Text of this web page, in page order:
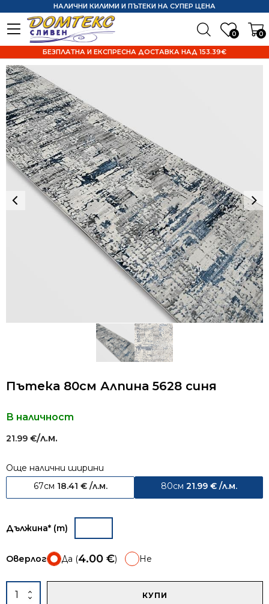
0 0
НАЛИЧНИ КИЛИМИ И ПЪТЕКИ НА СУПЕР ЦЕНА
БЕЗПЛАТНА И ЕКСПРЕСНА ДОСТАВКА НАД 153.39€
Пътека 80см Алпина 5628 синя
В наличност
21.99 €/л.м.
Още налични ширини
67см 18.41 €/л.м. 80см 21.99 €/л.м.
Дължина* (m)
Оверлог Да (4.00 €) Не
количество
КУПИ